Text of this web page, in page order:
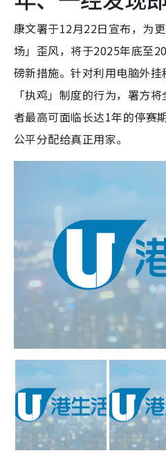
康文署于12月22日宣布，为
场」歪风，将于2025年底至
磅新措施。针对利用电脑外
「执鸡」制度的行为，署方
者最高可面临长达1年的停赛
公平分配给真正用家。